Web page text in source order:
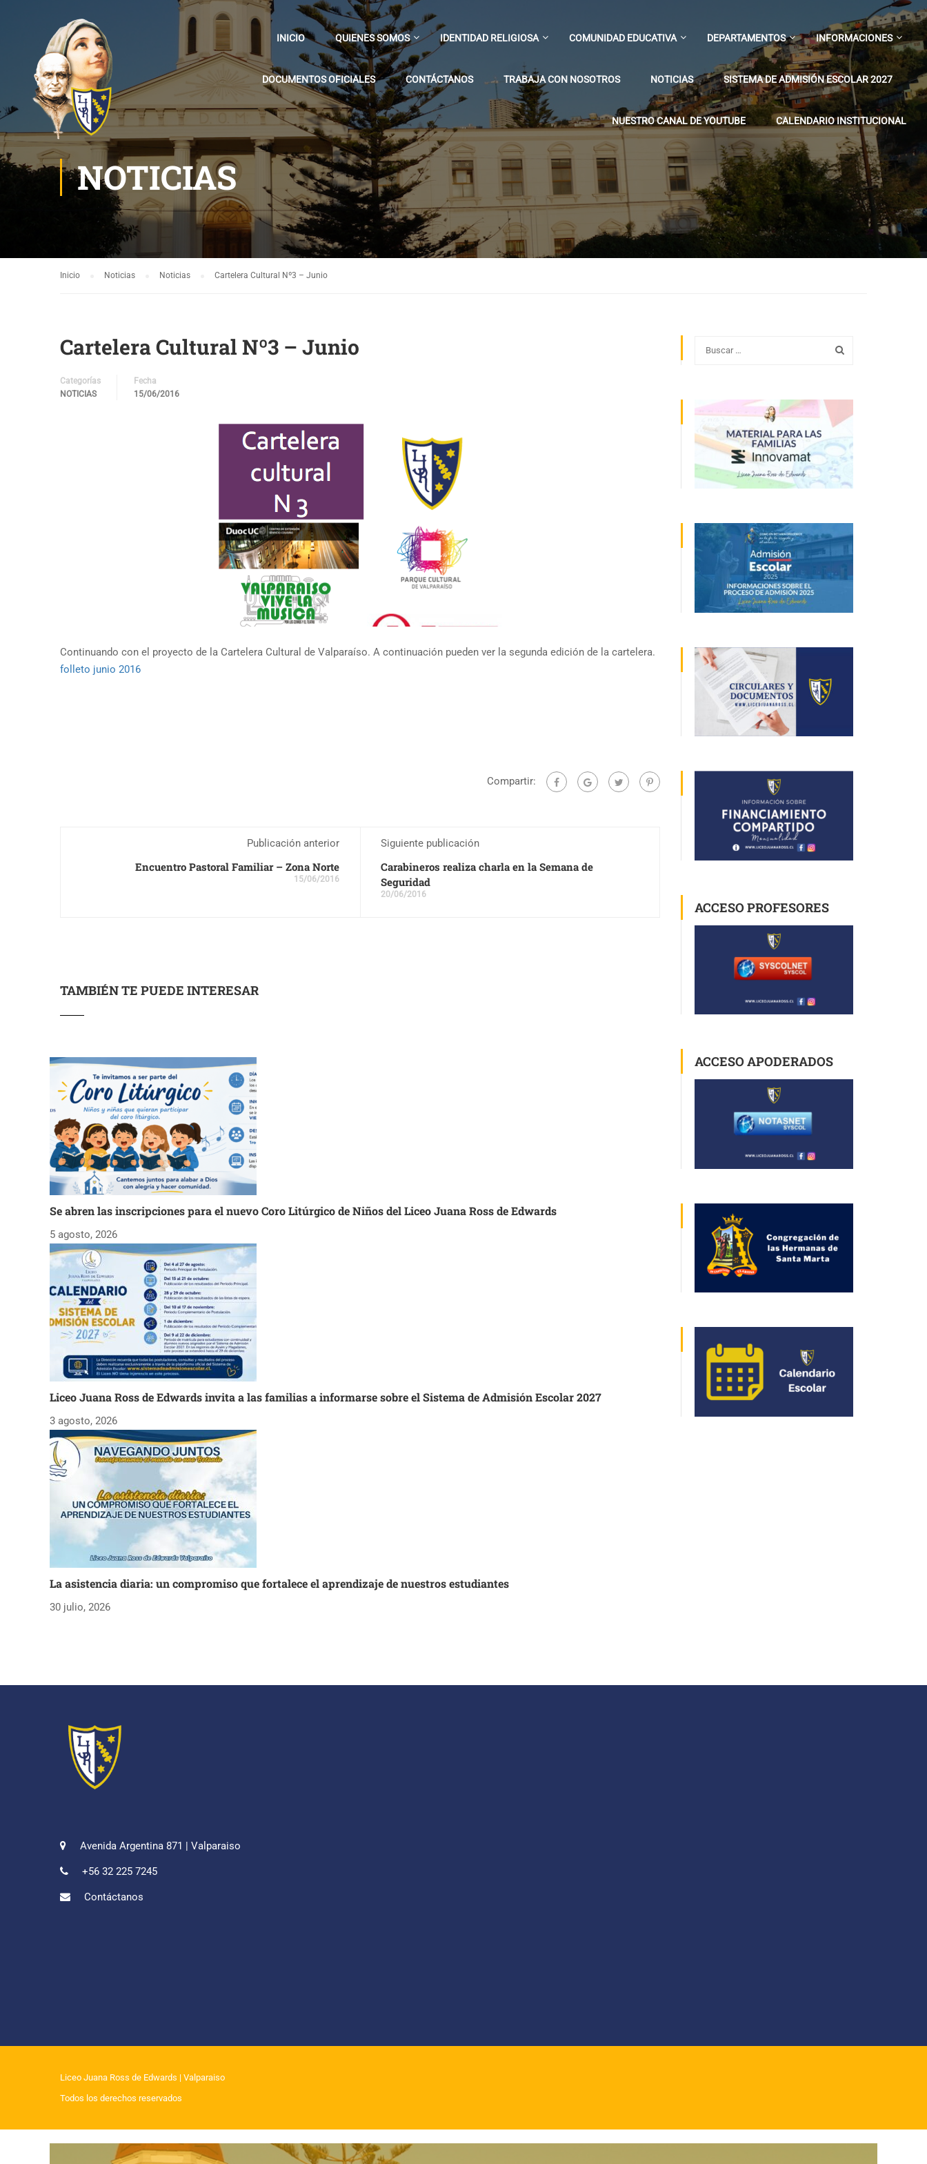
INICIO QUIENES SOMOS IDENTIDAD RELIGIOSA COMUNIDAD EDUCATIVA DEPARTAMENTOS INFORMACIONES
DOCUMENTOS OFICIALES CONTÁCTANOS TRABAJA CON NOSOTROS NOTICIAS SISTEMA DE ADMISIÓN ESCOLAR 2027
NUESTRO CANAL DE YOUTUBE CALENDARIO INSTITUCIONAL
NOTICIAS
Inicio Noticias Noticias Cartelera Cultural Nº3 – Junio
Cartelera Cultural Nº3 – Junio
Categorías
NOTICIAS
Fecha
15/06/2016
Continuando con el proyecto de la Cartelera Cultural de Valparaíso. A continuación pueden ver la segunda edición de la cartelera.
folleto junio 2016
Compartir:
Publicación anterior
Encuentro Pastoral Familiar – Zona Norte
15/06/2016
Siguiente publicación
Carabineros realiza charla en la Semana de
Seguridad
20/06/2016
TAMBIÉN TE PUEDE INTERESAR
Se abren las inscripciones para el nuevo Coro Litúrgico de Niños del Liceo Juana Ross de Edwards
5 agosto, 2026
Liceo Juana Ross de Edwards invita a las familias a informarse sobre el Sistema de Admisión Escolar 2027
3 agosto, 2026
La asistencia diaria: un compromiso que fortalece el aprendizaje de nuestros estudiantes
30 julio, 2026
ACCESO PROFESORES
ACCESO APODERADOS
Avenida Argentina 871 | Valparaiso
+56 32 225 7245
Contáctanos
Liceo Juana Ross de Edwards | Valparaiso
Todos los derechos reservados